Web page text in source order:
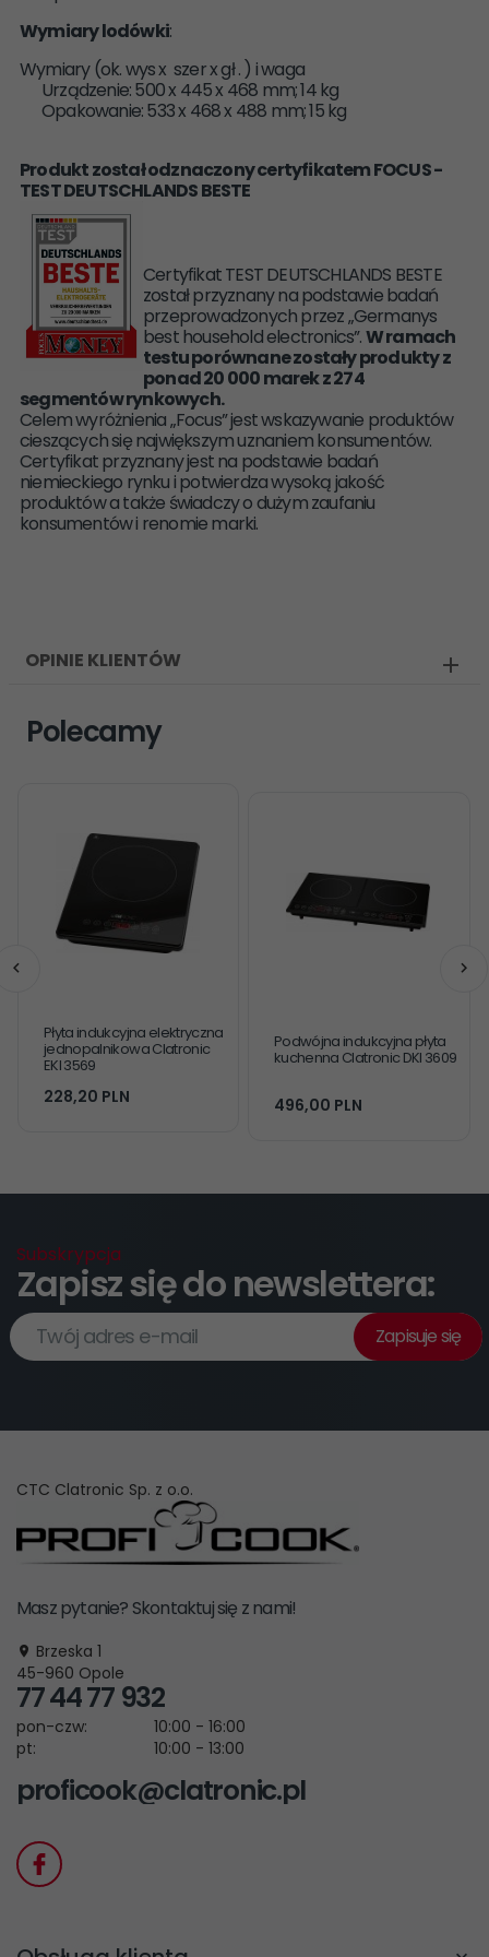
Wymiary lodówki:
Wymiary (ok. wys x szer x gł . ) i waga
Urządzenie: 500 x 445 x 468 mm; 14 kg
Opakowanie: 533 x 468 x 488 mm; 15 kg
Produkt został odznaczony certyfikatem FOCUS -
TEST DEUTSCHLANDS BESTE
Certyfikat TEST DEUTSCHLANDS BESTE
został przyznany na podstawie badań
przeprowadzonych przez „Germanys
best household electronics”.W ramach
testu porównane zostały produkty z
ponad 20 000 marek z 274
segmentów rynkowych.
Celem wyróżnienia „Focus” jest wskazywanie produktów
cieszących się największym uznaniem konsumentów.
Certyfikat przyznany jest na podstawie badań
niemieckiego rynku i potwierdza wysoką jakość
produktów a także świadczy o dużym zaufaniu
konsumentów i renomie marki.
OPINIE KLIENTÓW
Polecamy
Płyta indukcyjna elektryczna
jednopalnikowa Clatronic
EKI 3569
228,20 PLN
Podwójna indukcyjna płyta
kuchenna Clatronic DKI 3609
496,00 PLN
Subskrypcja
Zapisz się do newslettera:
Twój adres e-mail Zapisuje się
CTC Clatronic Sp. z o.o.
Masz pytanie? Skontaktuj się z nami!
Brzeska 1
45-960 Opole
77 44 77 932
pon-czw:
10:00 - 16:00
pt:
10:00 - 13:00
proficook@clatronic.pl